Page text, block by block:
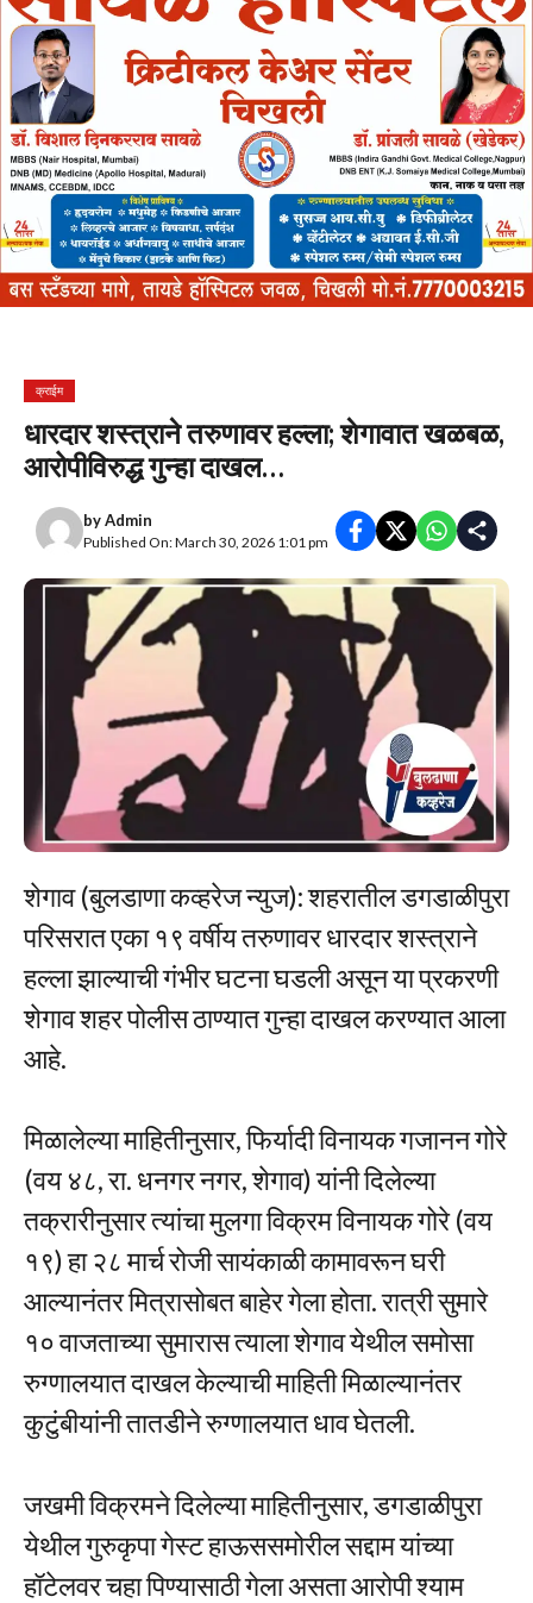
क्राईम
धारदार शस्त्राने तरुणावर हल्ला; शेगावात खळबळ,
आरोपीविरुद्ध गुन्हा दाखल…
byAdmin
Published On: March 30, 2026 1:01 pm
शेगाव (बुलडाणा कव्हरेज न्युज): शहरातील डगडाळीपुरा
परिसरात एका १९ वर्षीय तरुणावर धारदार शस्त्राने
हल्ला झाल्याची गंभीर घटना घडली असून या प्रकरणी
शेगाव शहर पोलीस ठाण्यात गुन्हा दाखल करण्यात आला
आहे.
मिळालेल्या माहितीनुसार, फिर्यादी विनायक गजानन गोरे
(वय ४८, रा. धनगर नगर, शेगाव) यांनी दिलेल्या
तक्रारीनुसार त्यांचा मुलगा विक्रम विनायक गोरे (वय
१९) हा २८ मार्च रोजी सायंकाळी कामावरून घरी
आल्यानंतर मित्रासोबत बाहेर गेला होता. रात्री सुमारे
१० वाजताच्या सुमारास त्याला शेगाव येथील समोसा
रुग्णालयात दाखल केल्याची माहिती मिळाल्यानंतर
कुटुंबीयांनी तातडीने रुग्णालयात धाव घेतली.
जखमी विक्रमने दिलेल्या माहितीनुसार, डगडाळीपुरा
येथील गुरुकृपा गेस्ट हाऊससमोरील सद्दाम यांच्या
हॉटेलवर चहा पिण्यासाठी गेला असता आरोपी श्याम